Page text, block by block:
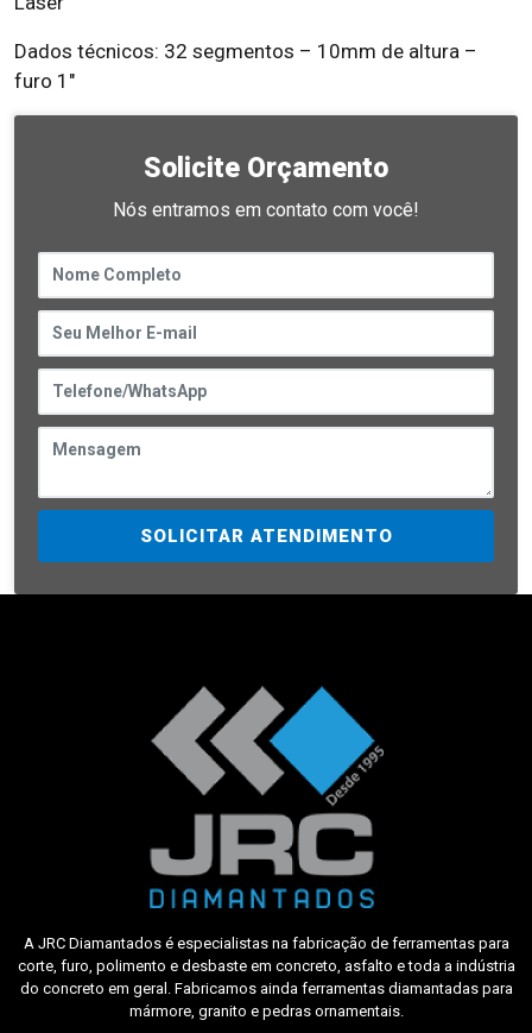
Dados técnicos: 32 segmentos – 10mm de altura –
furo 1″
Solicite Orçamento
Nós entramos em contato com você!
SOLICITAR ATENDIMENTO
A JRC Diamantados é especialistas na fabricação de ferramentas para
corte, furo, polimento e desbaste em concreto, asfalto e toda a indústria
do concreto em geral. Fabricamos ainda ferramentas diamantadas para
mármore, granito e pedras ornamentais.